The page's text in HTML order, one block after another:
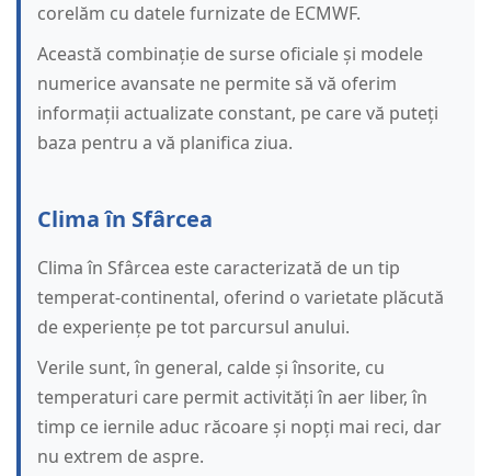
corelăm cu datele furnizate de ECMWF.
Această combinație de surse oficiale și modele
numerice avansate ne permite să vă oferim
informații actualizate constant, pe care vă puteți
baza pentru a vă planifica ziua.
Clima în Sfârcea
Clima în Sfârcea este caracterizată de un tip
temperat-continental, oferind o varietate plăcută
de experiențe pe tot parcursul anului.
Verile sunt, în general, calde și însorite, cu
temperaturi care permit activități în aer liber, în
timp ce iernile aduc răcoare și nopți mai reci, dar
nu extrem de aspre.